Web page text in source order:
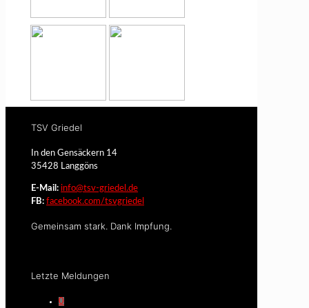
TSV Griedel
In den Gensäckern 14
35428 Langgöns
E-Mail: info@tsv-griedel.de
FB: facebook.com/tsvgriedel
Gemeinsam stark. Dank Impfung.
Letzte Meldungen
0